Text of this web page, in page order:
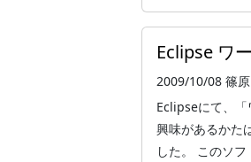
Eclipse ワ
2009/10/08 篠
Eclipseにて、
興味があるかた
した。 このソ